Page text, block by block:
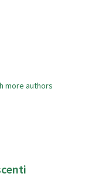
more authors